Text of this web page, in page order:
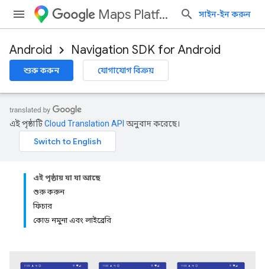
Maps Platform সাইন-ইন করুন
Android Navigation SDK for Android
শুরু করুন যোগাযোগ বিক্রয়
এই পৃষ্ঠাটিCloud Translation API অনুবাদ করেছে।
এই পৃষ্ঠায় যা যা আছে
শুরু করুন
ফিচার
কোড নমুনা এবং লাইব্রেরি